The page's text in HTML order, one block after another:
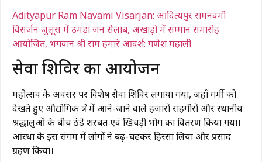
Adityapur Ram Navami Visarjan: आदित्यपुर रामनवमी
विसर्जन जुलूस में उमड़ा जन सैलाब, अखाड़ो में सम्मान समारोह
आयोजित, भगवान श्री राम हमारे आदर्श: गणेश महाली
​सेवा शिविर का आयोजन
महोत्सव के अवसर पर विशेष सेवा शिविर लगाया गया, जहाँ गर्मी को
देखते हुए औद्योगिक क्षेत्र में आने-जाने वाले हजारों राहगीरों और स्थानीय
श्रद्धालुओं के बीच ठंडे शरबत एवं खिचड़ी भोग का वितरण किया गया।
आस्था के इस संगम में लोगों ने बढ़-चढ़कर हिस्सा लिया और प्रसाद
ग्रहण किया।